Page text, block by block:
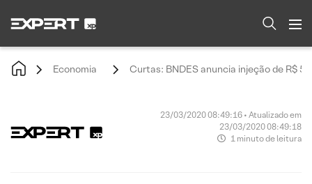
Economia Curtas: BNDES anuncia injeção de R$
23/03/2020 08:49:16 • Atualizado em
23/03/2020 08:49:18
1 minuto de leitura